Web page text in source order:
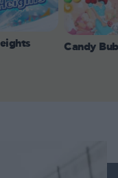
Candy